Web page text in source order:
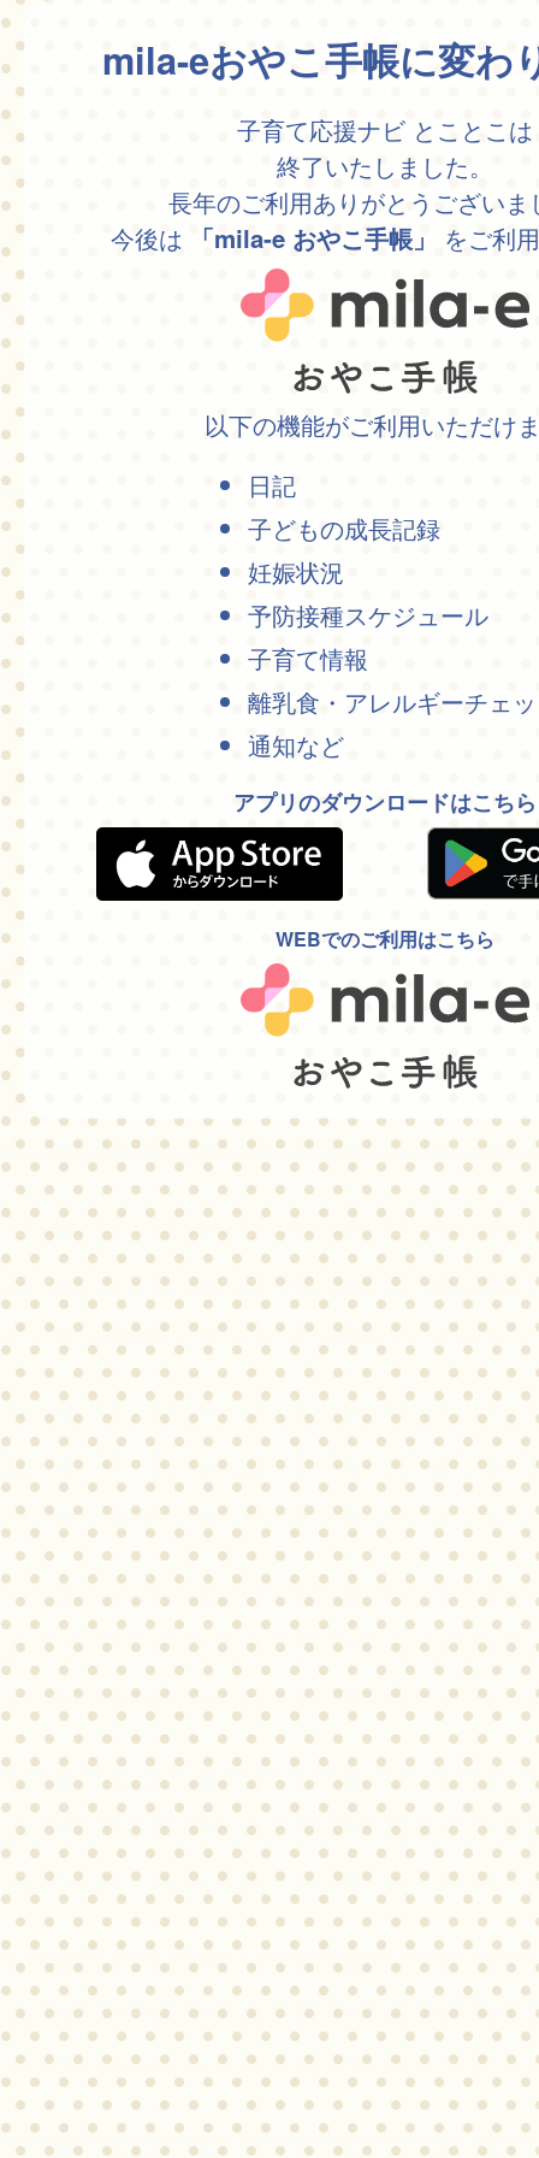
mila-eおやこ手帳に変わ
子育て応援ナビ とことこは
終了いたしました。
長年のご利用ありがとうございま
今後は
「mila-e おやこ手帳」 をご利
以下の機能がご利用いただけ
日記
子どもの成長記録
妊娠状況
予防接種スケジュール
子育て情報
離乳食・アレルギーチェ
通知など
アプリのダウンロードはこちら
WEBでのご利用はこちら